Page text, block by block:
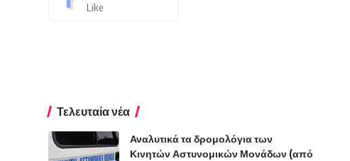
Like
Τελευταία νέα
Αναλυτικά τα δρομολόγια των
Κινητών Αστυνομικών Μονάδων (από